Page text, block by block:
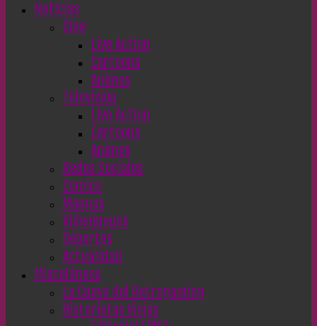
Noticias
Cine
Live Action
Cartoons
Animes
Televisión
Live Action
Cartoons
Animes
Redes Sociales
Comics
Mangas
Videojuegos
Deportes
Actualidad
Misceláneos
La Cueva del Retrogaming
Historietas Viejas